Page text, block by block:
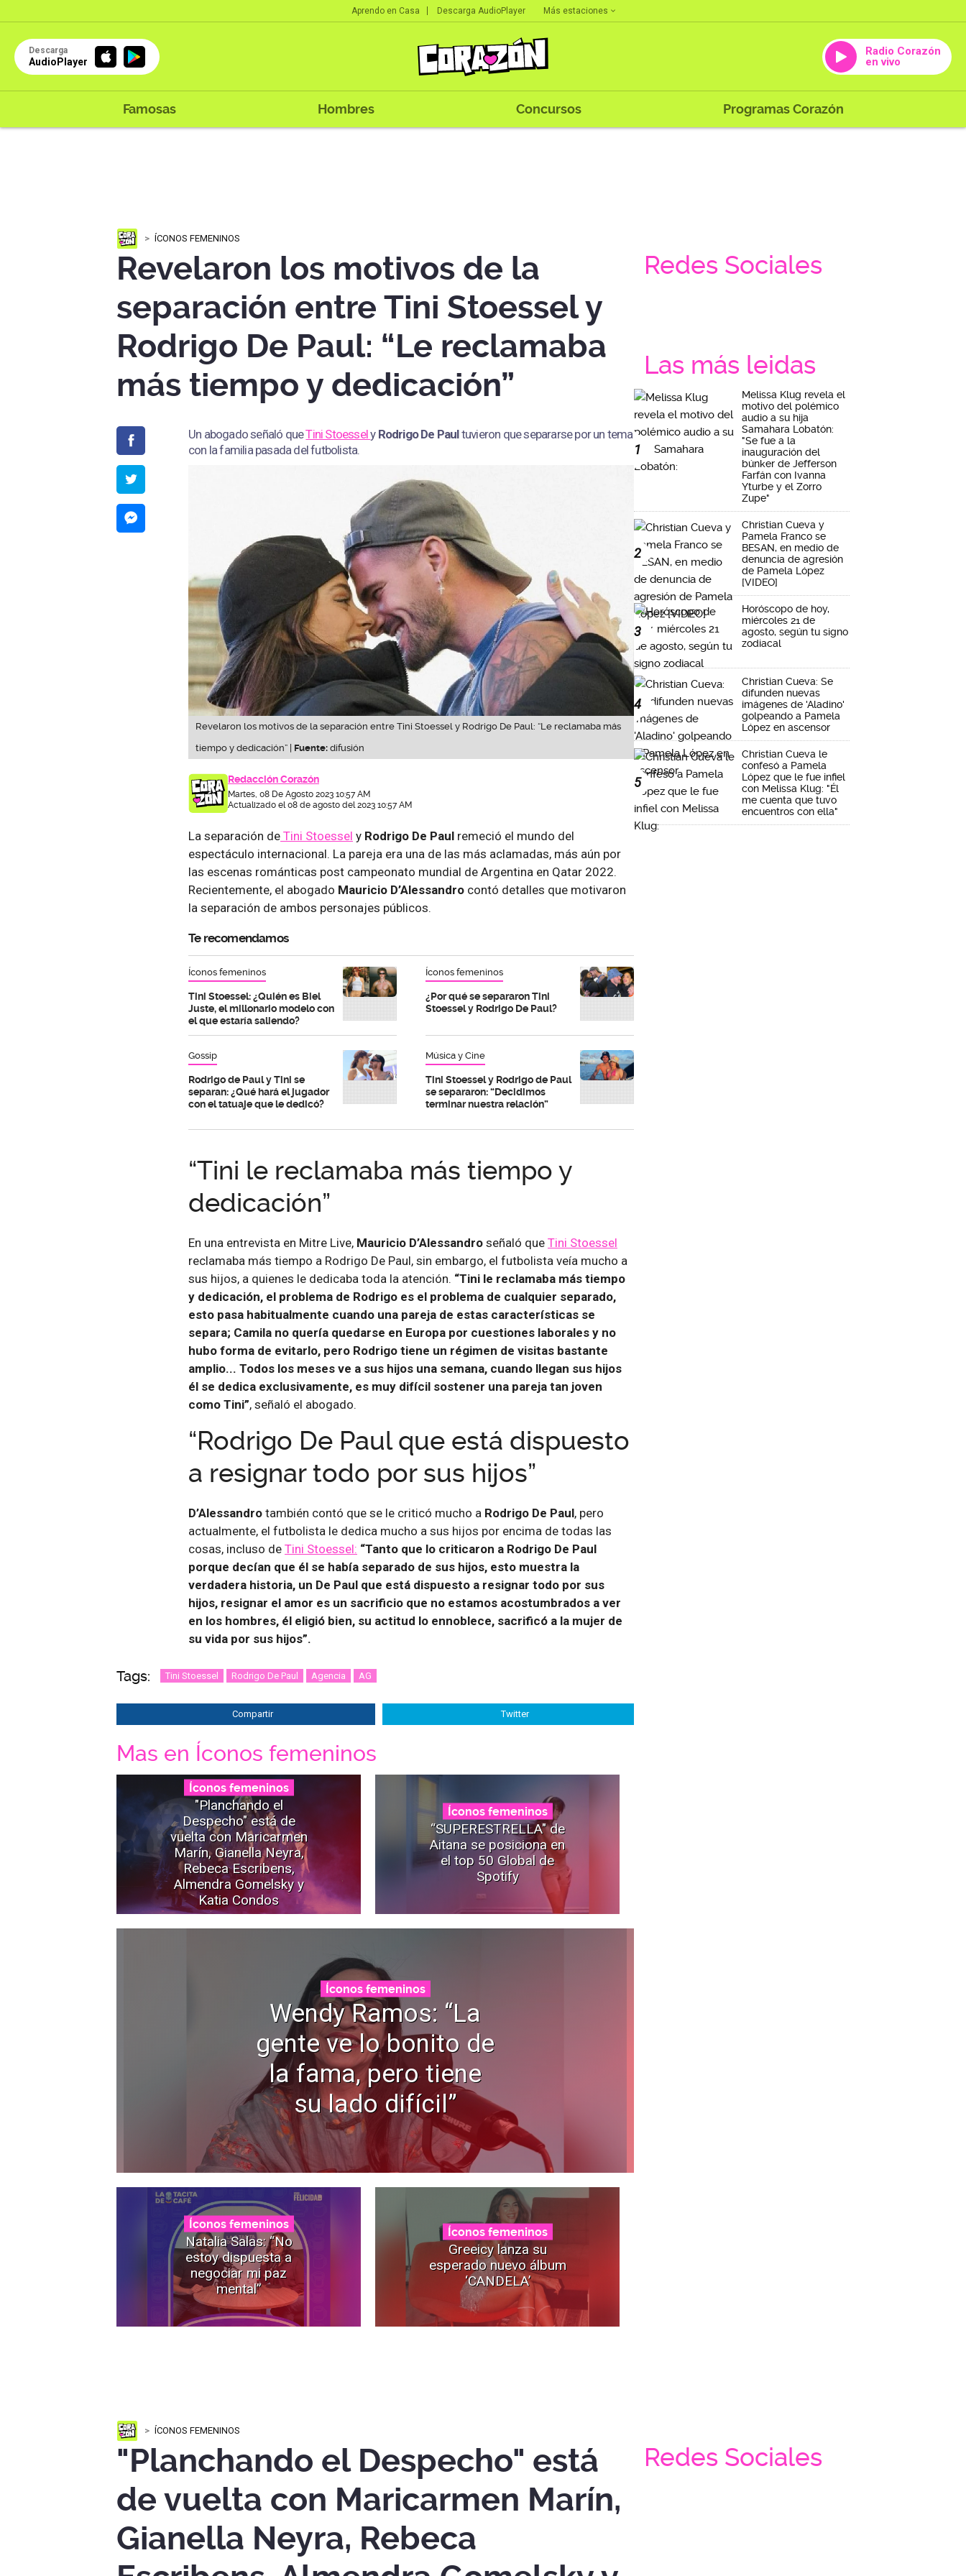
Aprendo en Casa Descarga AudioPlayer Más estaciones
Descarga
AudioPlayer
Radio Corazón
en vivo
Famosas Hombres Concursos Programas Corazón
ÍCONOS FEMENINOS
Revelaron los motivos de la
separación entre Tini Stoessel y
Rodrigo De Paul: “Le reclamaba
más tiempo y dedicación”
Un abogado señaló queTini Stoessely Rodrigo De Paultuvieron que separarse por un tema
con la familia pasada del futbolista.
Revelaron los motivos de la separación entre Tini Stoessel y Rodrigo De Paul: “Le reclamaba más
tiempo y dedicación” | Fuente: difusión
Redacción Corazón
Martes, 08 De Agosto 2023 10:57 AM
Actualizado el 08 de agosto del 2023 10:57 AM
La separación de Tini Stoessel y Rodrigo De Paul remeció el mundo del
espectáculo internacional. La pareja era una de las más aclamadas, más aún por
las escenas románticas post campeonato mundial de Argentina en Qatar 2022.
Recientemente, el abogado Mauricio D’Alessandro contó detalles que motivaron
la separación de ambos personajes públicos.
Te recomendamos
Íconos femeninos
Tini Stoessel: ¿Quién es Biel
Juste, el millonario modelo con
el que estaría saliendo?
Íconos femeninos
¿Por qué se separaron Tini
Stoessel y Rodrigo De Paul?
Gossip
Rodrigo de Paul y Tini se
separan: ¿Qué hará el jugador
con el tatuaje que le dedicó?
Música y Cine
Tini Stoessel y Rodrigo de Paul
se separaron: “Decidimos
terminar nuestra relación”
“Tini le reclamaba más tiempo y
dedicación”
En una entrevista en Mitre Live, Mauricio D’Alessandro señaló que Tini Stoessel
reclamaba más tiempo a Rodrigo De Paul, sin embargo, el futbolista veía mucho a
sus hijos, a quienes le dedicaba toda la atención. “Tini le reclamaba más tiempo
y dedicación, el problema de Rodrigo es el problema de cualquier separado,
esto pasa habitualmente cuando una pareja de estas características se
separa; Camila no quería quedarse en Europa por cuestiones laborales y no
hubo forma de evitarlo, pero Rodrigo tiene un régimen de visitas bastante
amplio... Todos los meses ve a sus hijos una semana, cuando llegan sus hijos
él se dedica exclusivamente, es muy difícil sostener una pareja tan joven
como Tini”, señaló el abogado.
“Rodrigo De Paul que está dispuesto
a resignar todo por sus hijos”
D’Alessandro también contó que se le criticó mucho a Rodrigo De Paul, pero
actualmente, el futbolista le dedica mucho a sus hijos por encima de todas las
cosas, incluso de Tini Stoessel: “Tanto que lo criticaron a Rodrigo De Paul
porque decían que él se había separado de sus hijos, esto muestra la
verdadera historia, un De Paul que está dispuesto a resignar todo por sus
hijos, resignar el amor es un sacrificio que no estamos acostumbrados a ver
en los hombres, él eligió bien, su actitud lo ennoblece, sacrificó a la mujer de
su vida por sus hijos”.
Tags: Tini Stoessel Rodrigo De Paul Agencia AG
Compartir Twitter
Mas en Íconos femeninos
Íconos femeninos
"Planchando el
Despecho" está de
vuelta con Maricarmen
Marín, Gianella Neyra,
Rebeca Escribens,
Almendra Gomelsky y
Katia Condos
Íconos femeninos
“SUPERESTRELLA" de
Aitana se posiciona en
el top 50 Global de
Spotify
Íconos femeninos
Wendy Ramos: “La
gente ve lo bonito de
la fama, pero tiene
su lado difícil”
Íconos femeninos
Natalia Salas: “No
estoy dispuesta a
negociar mi paz
mental”
Íconos femeninos
Greeicy lanza su
esperado nuevo álbum
‘CANDELA’
Redes Sociales
Las más leidas
1
Melissa Klug revela el
motivo del polémico
audio a su hija
Samahara Lobatón:
"Se fue a la
inauguración del
búnker de Jefferson
Farfán con Ivanna
Yturbe y el Zorro
Zupe"
2
Christian Cueva y
Pamela Franco se
BESAN, en medio de
denuncia de agresión
de Pamela López
[VIDEO]
3
Horóscopo de hoy,
miércoles 21 de
agosto, según tu signo
zodiacal
4
Christian Cueva: Se
difunden nuevas
imágenes de 'Aladino'
golpeando a Pamela
López en ascensor
5
Christian Cueva le
confesó a Pamela
López que le fue infiel
con Melissa Klug: "Él
me cuenta que tuvo
encuentros con ella"
ÍCONOS FEMENINOS
"Planchando el Despecho" está
de vuelta con Maricarmen Marín,
Gianella Neyra, Rebeca
Redes Sociales